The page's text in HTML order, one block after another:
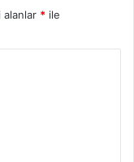
alanlar * ile